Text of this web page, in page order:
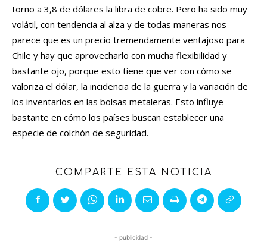
torno a 3,8 de dólares la libra de cobre. Pero ha sido muy
volátil, con tendencia al alza y de todas maneras nos
parece que es un precio tremendamente ventajoso para
Chile y hay que aprovecharlo con mucha flexibilidad y
bastante ojo, porque esto tiene que ver con cómo se
valoriza el dólar, la incidencia de la guerra y la variación de
los inventarios en las bolsas metaleras. Esto influye
bastante en cómo los países buscan establecer una
especie de colchón de seguridad.
COMPARTE ESTA NOTICIA
- publicidad -